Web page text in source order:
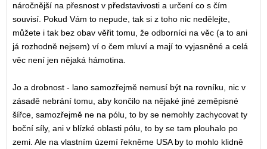
náročnější na přesnost v představivosti a určení co s čím
souvisí. Pokud Vám to nepude, tak si z toho nic nedělejte,
můžete i tak bez obav věřit tomu, že odborníci na věc (a to ani
já rozhodně nejsem) ví o čem mluví a mají to vyjasněné a celá
věc není jen nějaká hámotina.
Jo a drobnost - lano samozřejmě nemusí být na rovníku, nic v
zásadě nebrání tomu, aby končilo na nějaké jiné zeměpisné
šířce, samozřejmě ne na pólu, to by se nemohly zachycovat ty
boční síly, ani v blízké oblasti pólu, to by se tam plouhalo po
zemi. Ale na vlastním území řekněme USA by to mohlo klidně